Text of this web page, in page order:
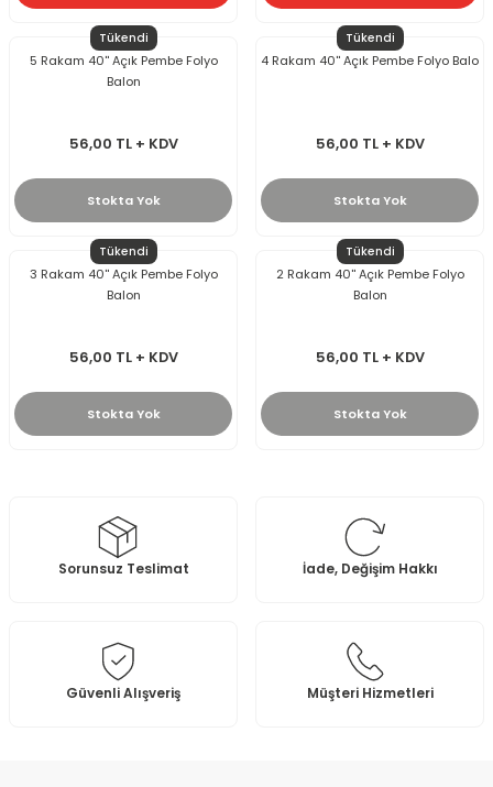
Tükendi
5 Rakam 40'' Açık Pembe Folyo
Balon
56,00 TL + KDV
Stokta Yok
Tükendi
4 Rakam 40'' Açık Pembe Folyo Balo
56,00 TL + KDV
Stokta Yok
Tükendi
3 Rakam 40'' Açık Pembe Folyo
Balon
56,00 TL + KDV
Stokta Yok
Tükendi
2 Rakam 40'' Açık Pembe Folyo
Balon
56,00 TL + KDV
Stokta Yok
Sorunsuz Teslimat İade, Değişim Hakkı
Güvenli Alışveriş Müşteri Hizmetleri